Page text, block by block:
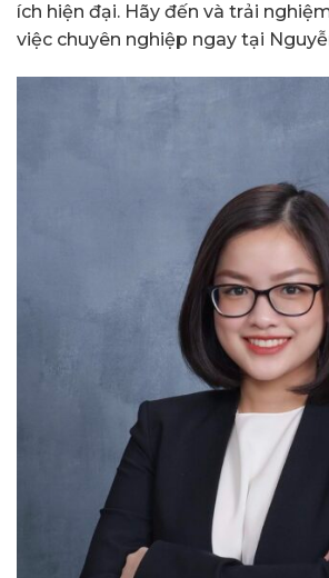
ích hiện đại. Hãy đến và trải
việc chuyên nghiệp ngay tại